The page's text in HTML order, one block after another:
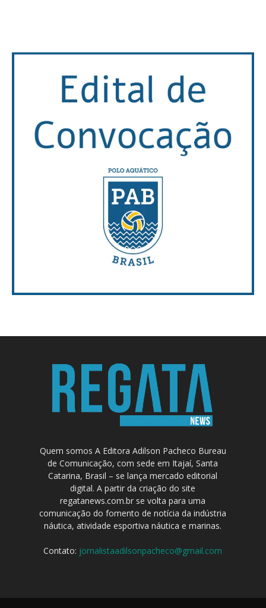
Quem somos A Editora Adilson Pacheco Bureau
de Comunicação, com sede em Itajaí, Santa
Catarina, Brasil – se lança mercado editorial
digital. A partir da criação do site
regatanews.com.br se volta para uma
comunicação do fomento de notícia da indústria
náutica, atividade esportiva náutica e marinas.
Contato: jornalistaadilsonpacheco@gmail.com